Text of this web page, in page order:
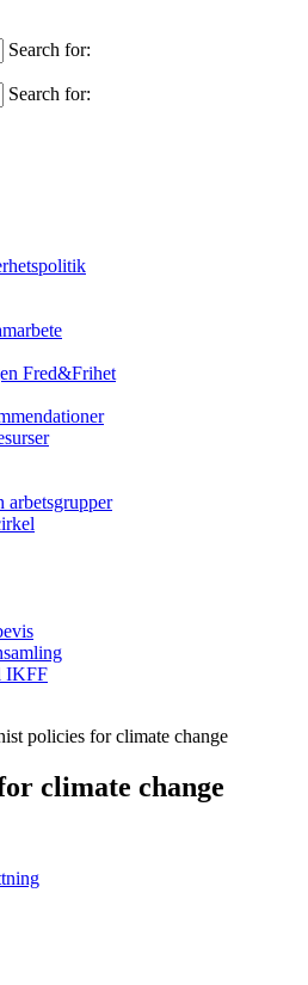
Search for:
Search for:
Fred&Frihet
arbetsgrupper
IKFF
policies for climate change
climate change